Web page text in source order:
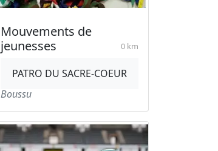
Mouvements de
jeunesses
0 km
PATRO DU SACRE-COEUR
Boussu